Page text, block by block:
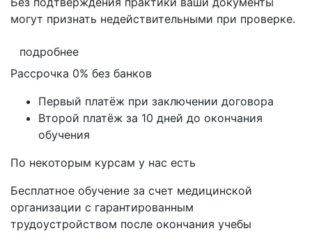
могут признать недействительными при проверке.
подробнее
Рассрочка 0% без банков
Первый платёж при заключении договора
Второй платёж за 10 дней до окончания
обучения
По некоторым курсам у нас есть
Бесплатное обучение за счет медицинской
организации с гарантированным
трудоустройством после окончания учебы